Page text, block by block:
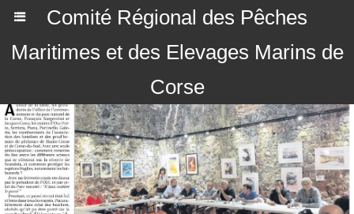
Comité Régional des Pêches
Maritimes et des Elevages Marins de
Corse